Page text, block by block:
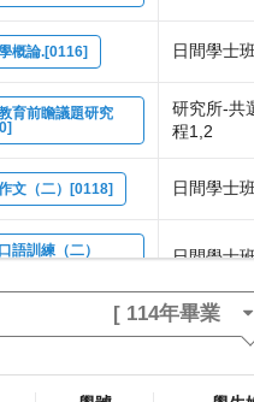
概論.[0116] 日間學士
育前瞻議題研究
研究所-共
程1,2
文（二）[0118] 日間學士
語訓練（二）
日間學士
研究所-外
[ 114年畢業